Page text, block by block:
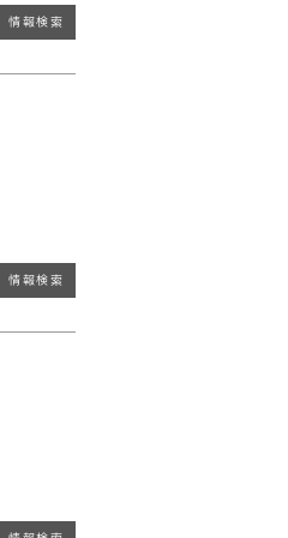
情報検索
情報検索